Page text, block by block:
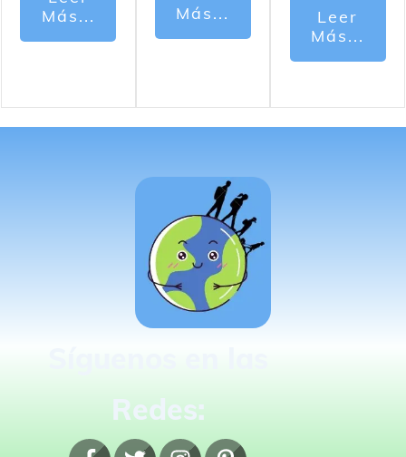
Más...
Más...
Leer
Más...
Redes: